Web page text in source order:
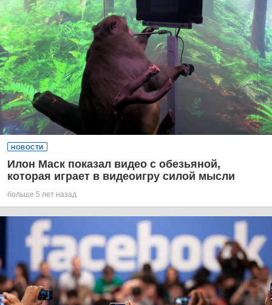
НОВОСТИ
Илон Маск показал видео с обезьяной,
которая играет в видеоигру силой мысли
больше 5 лет назад